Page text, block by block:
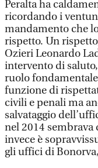
Peralta ha
ricordando i
mandamento che
rispetto. Un
Ozieri Leonardo
intervento di
ruolo
funzione di
civili e penali ma
salvataggio
nel 2014 sembrava
invece è
gli uffici di